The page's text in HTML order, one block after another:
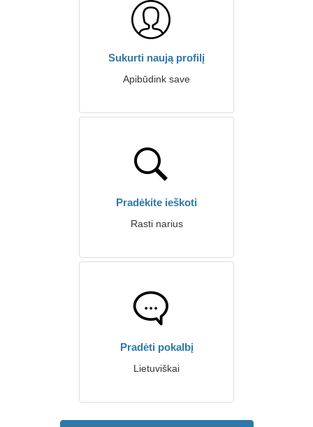
Sukurti naują profilį
Apibūdink save
Pradėkite ieškoti
Rasti narius
Pradėti pokalbį
Lietuviškai